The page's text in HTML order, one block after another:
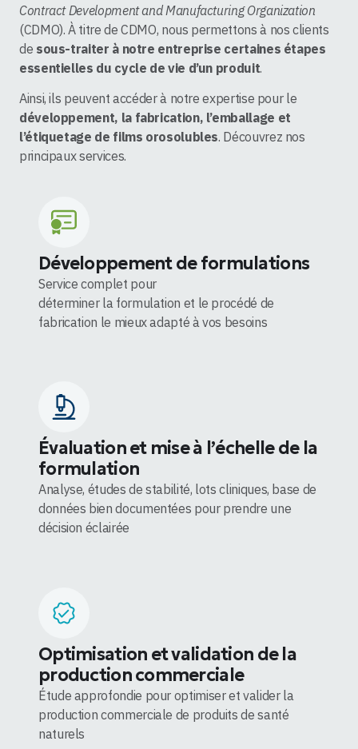
Contract Development and Manufacturing Organization
(CDMO). À titre de CDMO, nous permettons à nos clients
de sous-traiter à notre entreprise certaines étapes
essentielles du cycle de vie d’un produit.
Ainsi, ils peuvent accéder à notre expertise pour le
développement, la fabrication, l’emballage et
l’étiquetage de films orosolubles. Découvrez nos
principaux services.
Développement de formulations
Service complet pour
déterminer la formulation et le procédé de
fabrication le mieux adapté à vos besoins
Évaluation et mise à l’échelle de la
formulation
Analyse, études de stabilité, lots cliniques, base de
données bien documentées pour prendre une
décision éclairée
Optimisation et validation de la
production commerciale
Étude approfondie pour optimiser et valider la
production commerciale de produits de santé
naturels